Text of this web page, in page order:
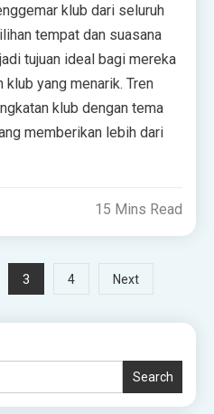
klub dari seluruh
tempat dan suasana
tujuan ideal bagi mereka
klub yang menarik. Tren
klub dengan tema
memberikan lebih dari
15 Mins Read
3 4 Next
Search